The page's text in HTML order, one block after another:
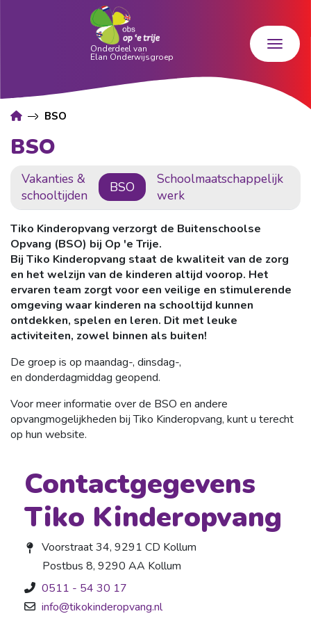
BSO
BSO
Vakanties &
schooltijden
BSO
Schoolmaatschappelijk
werk
Tiko Kinderopvang verzorgt de Buitenschoolse
Opvang (BSO) bij Op 'e Trije.
Bij Tiko Kinderopvang staat de kwaliteit van de zorg
en het welzijn van de kinderen altijd voorop. Het
ervaren team zorgt voor een veilige en stimulerende
omgeving waar kinderen na schooltijd kunnen
ontdekken, spelen en leren. Dit met leuke
activiteiten, zowel binnen als buiten!
De groep is op maandag-, dinsdag-,
en donderdagmiddag geopend.
Voor meer informatie over de BSO en andere
opvangmogelijkheden bij Tiko Kinderopvang, kunt u terecht
op hun website.
Contactgegevens
Tiko Kinderopvang
Voorstraat 34, 9291 CD Kollum
Postbus 8, 9290 AA Kollum
0511 - 54 30 17
info@tikokinderopvang.nl